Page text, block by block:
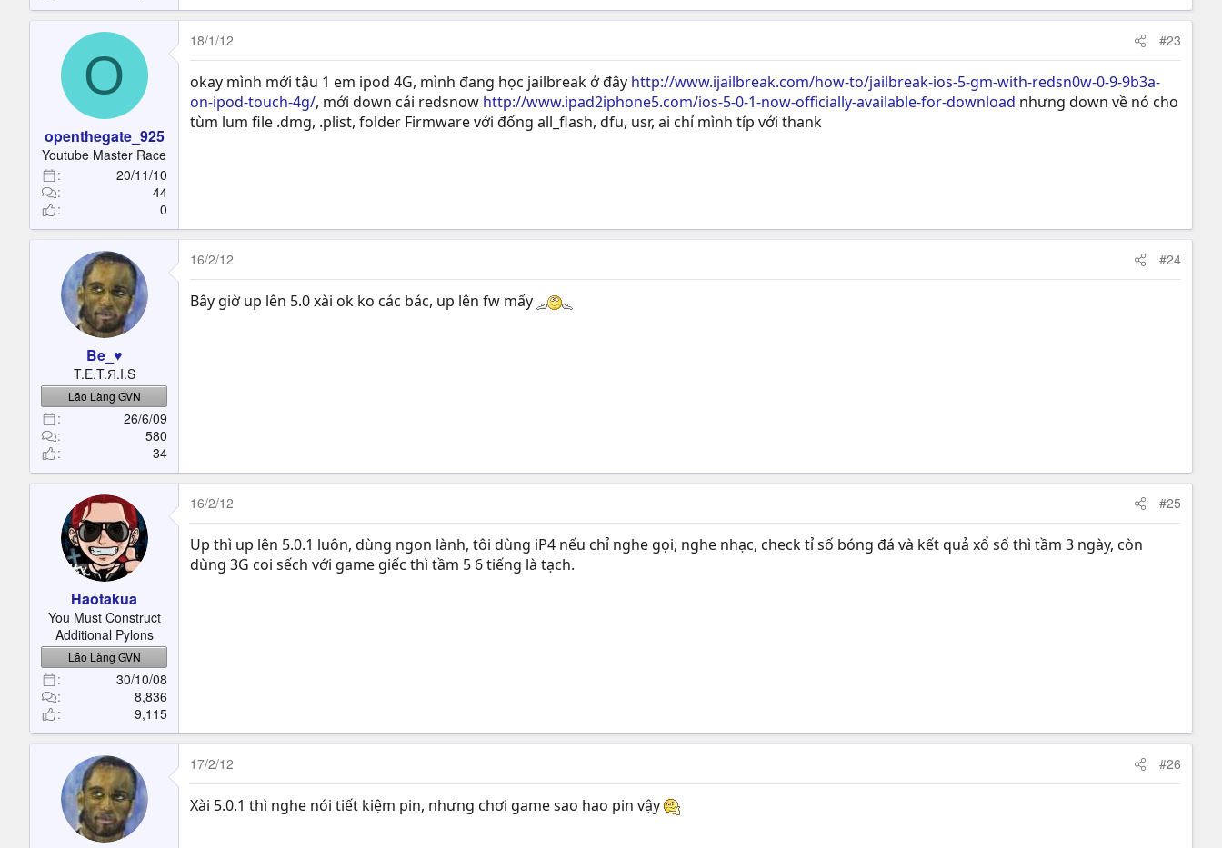
O
openthegate_925
Youtube Master Race
20/11/10
44
0
18/1/12 #23
okay mình mới tậu 1 em ipod 4G, mình đang học jailbreak ở đây http://www.ijailbreak.com/how-to/jailbreak-ios-5-gm-with-redsn0w-0-9-9b3a-
on-ipod-touch-4g/, mới down cái redsnow http://www.ipad2iphone5.com/ios-5-0-1-now-officially-available-for-download nhưng down về nó cho
tùm lum file .dmg, .plist, folder Firmware với đống all_flash, dfu, usr, ai chỉ mình típ với thank
Be_♥
T.E.T.Я.I.S
Lão Làng GVN
26/6/09
580
34
16/2/12 #24
Bây giờ up lên 5.0 xài ok ko các bác, up lên fw mấy
Haotakua
You Must Construct
Additional Pylons
Lão Làng GVN
30/10/08
8,836
9,115
16/2/12 #25
Up thì up lên 5.0.1 luôn, dùng ngon lành, tôi dùng iP4 nếu chỉ nghe gọi, nghe nhạc, check tỉ số bóng đá và kết quả xổ số thì tầm 3 ngày, còn
dùng 3G coi sếch với game giếc thì tầm 5 6 tiếng là tạch.
17/2/12 #26
Xài 5.0.1 thì nghe nói tiết kiệm pin, nhưng chơi game sao hao pin vậy